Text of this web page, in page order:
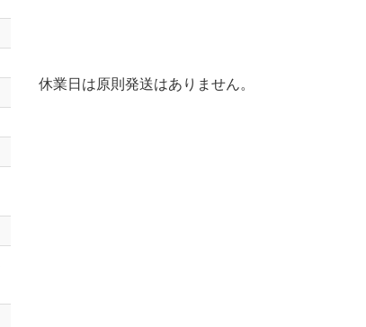
休業日は原則発送はありません。